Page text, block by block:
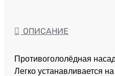
ОПИСАНИЕ
Противогололёдная
Легко устанавливается